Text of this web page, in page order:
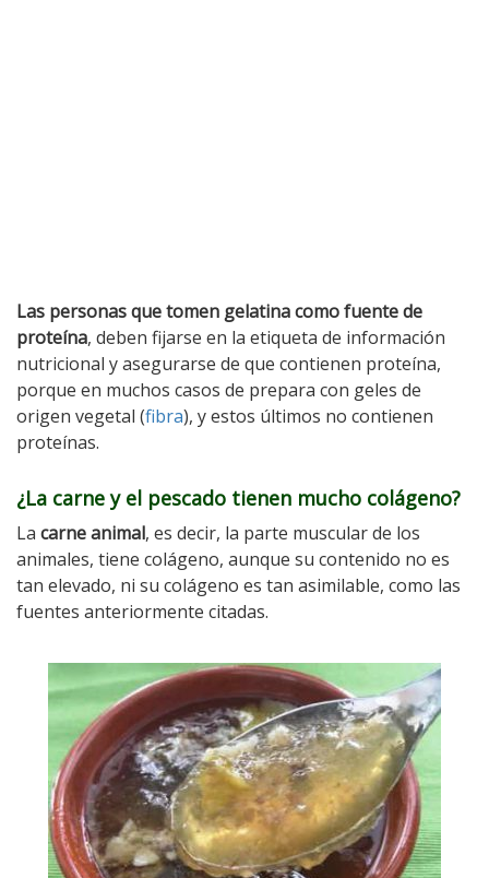
Las personas que tomen gelatina como fuente de
proteína, deben fijarse en la etiqueta de información
nutricional y asegurarse de que contienen proteína,
porque en muchos casos de prepara con geles de
origen vegetal (fibra), y estos últimos no contienen
proteínas.
¿La carne y el pescado tienen mucho colágeno?
La carne animal, es decir, la parte muscular de los
animales, tiene colágeno, aunque su contenido no es
tan elevado, ni su colágeno es tan asimilable, como las
fuentes anteriormente citadas.